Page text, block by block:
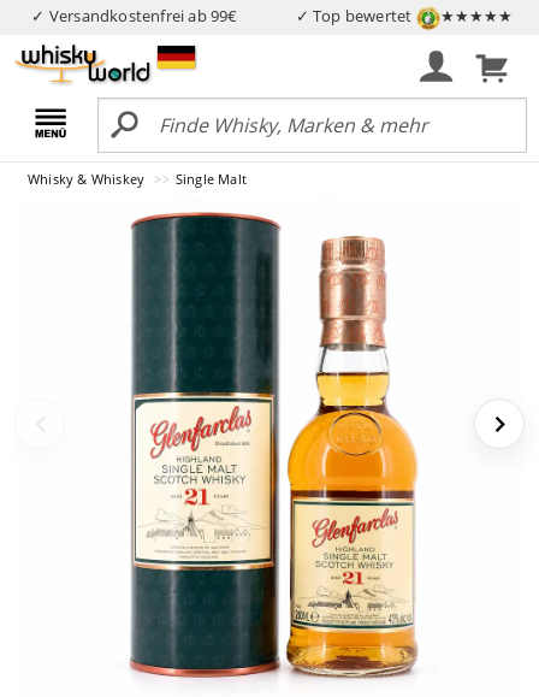
✓ Versandkostenfrei ab 99€ ✓ Top bewertet ★★★★★
Whisky & Whiskey Single Malt